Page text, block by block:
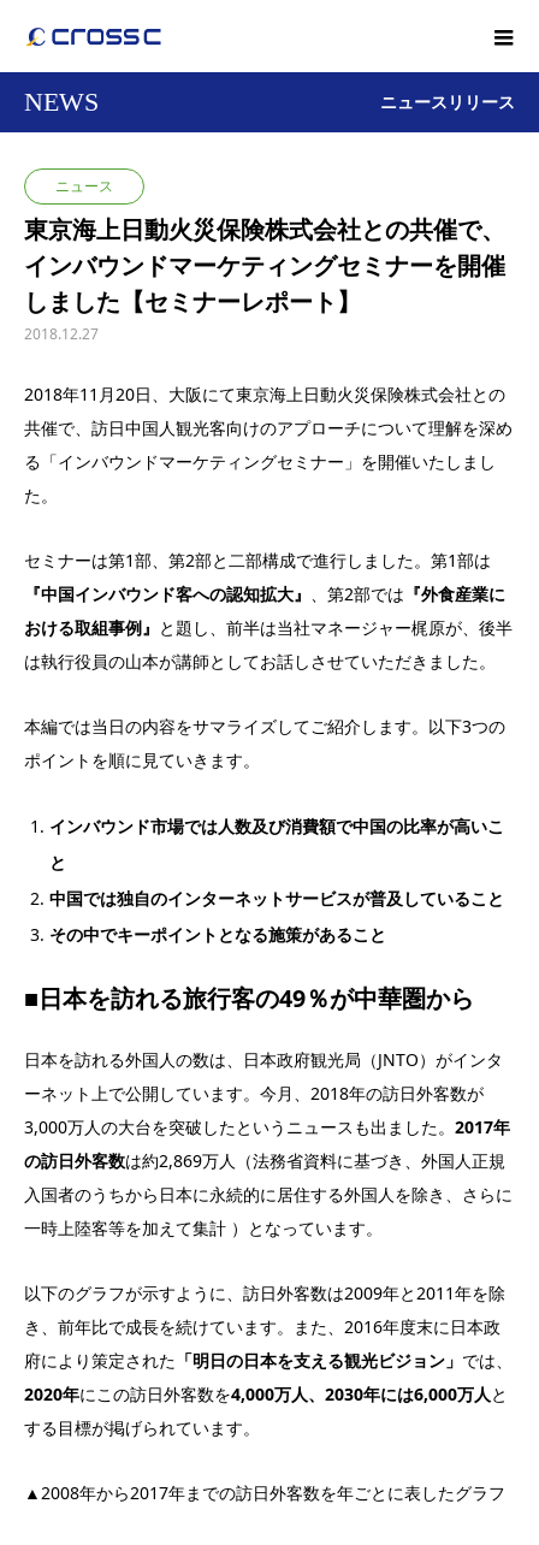
NEWS ニュースリリース
ニュース
東京海上日動火災保険株式会社との共催で、
インバウンドマーケティングセミナーを開催
しました【セミナーレポート】
2018.12.27
2018年11月20日、大阪にて東京海上日動火災保険株式会社との
共催で、訪日中国人観光客向けのアプローチについて理解を深め
る「インバウンドマーケティングセミナー」を開催いたしまし
た。
セミナーは第1部、第2部と二部構成で進行しました。第1部は
『中国インバウンド客への認知拡大』 、第2部では 『外食産業に
おける取組事例』 と題し、前半は当社マネージャー梶原が、後半
は執行役員の山本が講師としてお話しさせていただきました。
本編では当日の内容をサマライズしてご紹介します。以下3つの
ポイントを順に見ていきます。
インバウンド市場では人数及び消費額で中国の比率が高いこ
と
中国では独自のインターネットサービスが普及していること
その中でキーポイントとなる施策があること
■日本を訪れる旅行客の49％が中華圏から
日本を訪れる外国人の数は、日本政府観光局（JNTO）がインタ
ーネット上で公開しています。今月、2018年の訪日外客数が
3,000万人の大台を突破したというニュースも出ました。 2017年
の訪日外客数は約2,869万人（法務省資料に基づき、外国人正規
入国者のうちから日本に永続的に居住する外国人を除き、さらに
一時上陸客等を加えて集計 ）となっています。
以下のグラフが示すように、訪日外客数は2009年と2011年を除
き、前年比で成長を続けています。また、2016年度末に日本政
府により策定された 「明日の日本を支える観光ビジョン」 では、
2020年にこの訪日外客数を4,000万人、2030年には6,000万人と
する目標が掲げられています。
▲2008年から2017年までの訪日外客数を年ごとに表したグラフ